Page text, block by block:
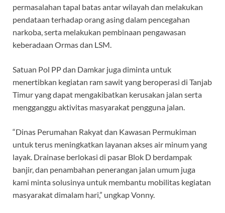
permasalahan tapal batas antar wilayah dan melakukan
pendataan terhadap orang asing dalam pencegahan
narkoba, serta melakukan pembinaan pengawasan
keberadaan Ormas dan LSM.
Satuan Pol PP dan Damkar juga diminta untuk
menertibkan kegiatan ram sawit yang beroperasi di Tanjab
Timur yang dapat mengakibatkan kerusakan jalan serta
mengganggu aktivitas masyarakat pengguna jalan.
“Dinas Perumahan Rakyat dan Kawasan Permukiman
untuk terus meningkatkan layanan akses air minum yang
layak. Drainase berlokasi di pasar Blok D berdampak
banjir, dan penambahan penerangan jalan umum juga
kami minta solusinya untuk membantu mobilitas kegiatan
masyarakat dimalam hari,” ungkap Vonny.